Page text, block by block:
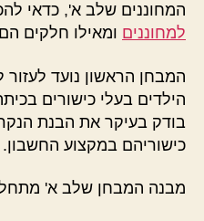
המחוננים שלב א', כדאי
למחוננים ומאילו חלקים
המבחן הראשון נועד
הילדים בעלי כישורים
בודק בעיקר את הבנת
כישוריהם במקצוע החשבון.
מבנה המבחן שלב א'